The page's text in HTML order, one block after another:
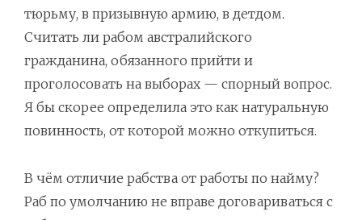
тюрьму, в призывную армию, в детдом.
Считать ли рабом австралийского
гражданина, обязанного прийти и
проголосовать на выборах — спорный вопрос.
Я бы скорее определила это как натуральную
повинность, от которой можно откупиться.
В чём отличие рабства от работы по найму?
Раб по умолчанию не вправе договариваться с